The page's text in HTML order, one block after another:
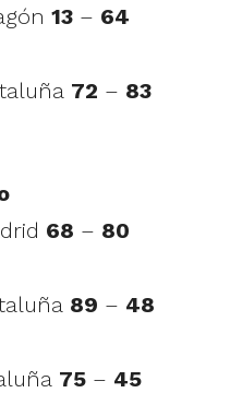
13 – 64
72 – 83
68 – 80
89 – 48
75 – 45